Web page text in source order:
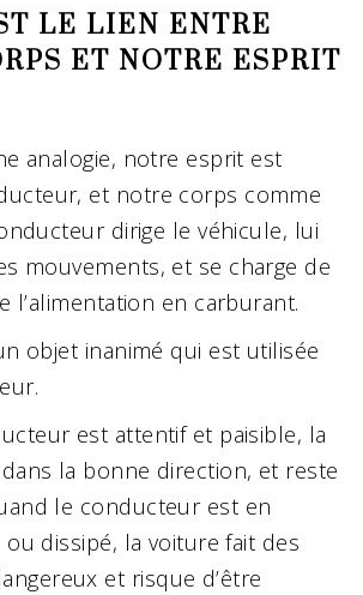
LE LIEN ENTRE
ET NOTRE ESPRIT
analogie, notre esprit est
et notre corps comme
dirige le véhicule, lui
mouvements, et se charge de
l’alimentation en carburant.
objet inanimé qui est utilisée
est attentif et paisible, la
la bonne direction, et reste
le conducteur est en
dissipé, la voiture fait des
et risque d’être